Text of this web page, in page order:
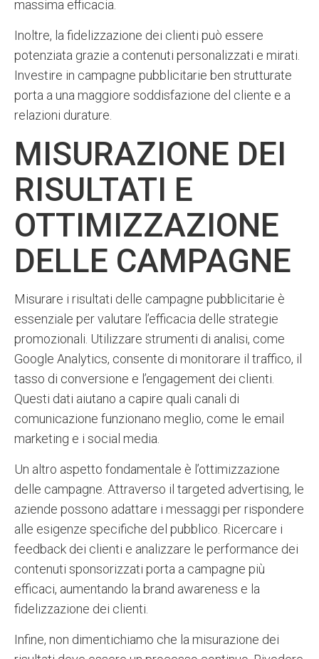
massima efficacia.
Inoltre, la fidelizzazione dei clienti può essere
potenziata grazie a contenuti personalizzati e mirati.
Investire in campagne pubblicitarie ben strutturate
porta a una maggiore soddisfazione del cliente e a
relazioni durature.
MISURAZIONE DEI
RISULTATI E
OTTIMIZZAZIONE
DELLE CAMPAGNE
Misurare i risultati delle campagne pubblicitarie è
essenziale per valutare l’efficacia delle strategie
promozionali. Utilizzare strumenti di analisi, come
Google Analytics, consente di monitorare il traffico, il
tasso di conversione e l’engagement dei clienti.
Questi dati aiutano a capire quali canali di
comunicazione funzionano meglio, come le email
marketing e i social media.
Un altro aspetto fondamentale è l’ottimizzazione
delle campagne. Attraverso il targeted advertising, le
aziende possono adattare i messaggi per rispondere
alle esigenze specifiche del pubblico. Ricercare i
feedback dei clienti e analizzare le performance dei
contenuti sponsorizzati porta a campagne più
efficaci, aumentando la brand awareness e la
fidelizzazione dei clienti.
Infine, non dimentichiamo che la misurazione dei